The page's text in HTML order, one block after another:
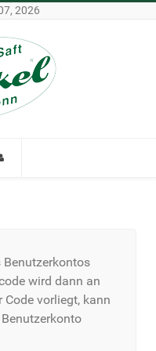
2026
Benutzerkontos
wird dann an
vorliegt, kann